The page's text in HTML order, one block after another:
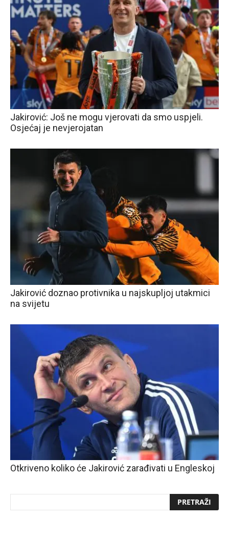
Jakirović: Još ne mogu vjerovati da smo uspjeli.
Osjećaj je nevjerojatan
Jakirović doznao protivnika u najskupljoj utakmici
na svijetu
Otkriveno koliko će Jakirović zarađivati u Engleskoj